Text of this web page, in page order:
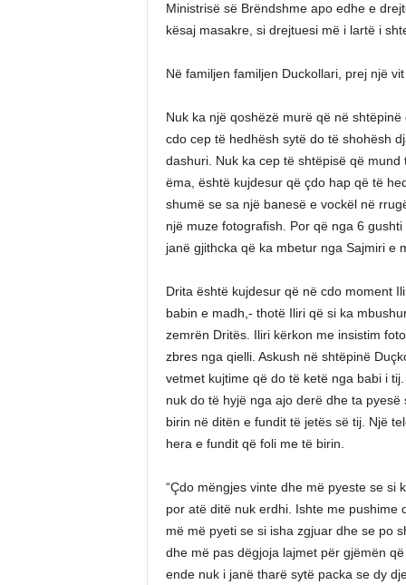
Ministrisë së Brëndshme apo edhe e
kësaj masakre, si drejtuesi më i lartë i
Në familjen familjen Duckollari, prej një
Nuk ka një qoshëzë murë që në
cdo cep të hedhësh sytë do të shohësh
dashuri. Nuk ka cep të shtëpisë që
ëma, është kujdesur që çdo hap që të
shumë se sa një banesë e vockël në
një muze fotografish. Por që nga 6
janë gjithcka që ka mbetur nga Sajmiri e
Drita është kujdesur që në cdo moment
babin e madh,- thotë Iliri që si ka
zemrën Dritës. Iliri kërkon me insistim
zbres nga qielli. Askush në shtëpinë
vetmet kujtime që do të ketë nga babi i
nuk do të hyjë nga ajo derë dhe ta
birin në ditën e fundit të jetës së tij. Një
hera e fundit që foli me të birin.
“Çdo mëngjes vinte dhe më pyeste se si
por atë ditë nuk erdhi. Ishte me
më më pyeti se si isha zgjuar dhe se po
dhe më pas dëgjoja lajmet për gjëmën
ende nuk i janë tharë sytë packa se dy